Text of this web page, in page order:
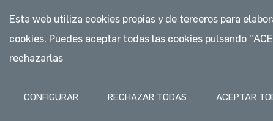
Esta web utiliza cookies propias y de terceros para
cookies. Puedes aceptar todas las cookies pulsando
rechazarlas
CONFIGURAR RECHAZAR TODAS ACEPTAR
QUIÉNES SOMOS FRANQUICIA